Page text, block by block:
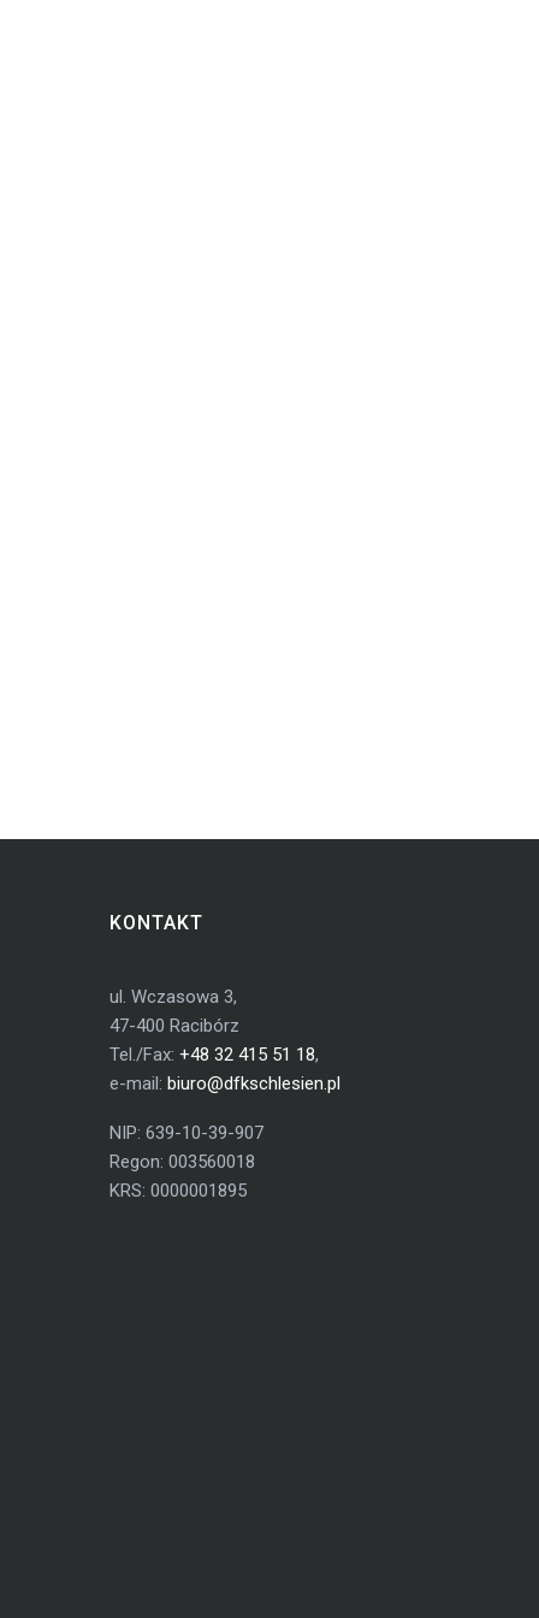
KONTAKT
ul. Wczasowa 3,
47-400 Racibórz
Tel./Fax: +48 32 415 51 18,
e-mail: biuro@dfkschlesien.pl
NIP: 639-10-39-907
Regon: 003560018
KRS: 0000001895